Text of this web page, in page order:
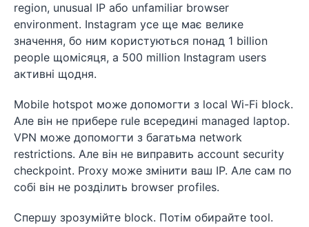
region, unusual IP або unfamiliar browser
environment. Instagram усе ще має велике
значення, бо ним користуються понад 1 billion
people щомісяця, а 500 million Instagram users
активні щодня.
Mobile hotspot може допомогти з local Wi-Fi block.
Але він не прибере rule всередині managed laptop.
VPN може допомогти з багатьма network
restrictions. Але він не виправить account security
checkpoint. Proxy може змінити ваш IP. Але сам по
собі він не розділить browser profiles.
Спершу зрозумійте block. Потім обирайте tool.